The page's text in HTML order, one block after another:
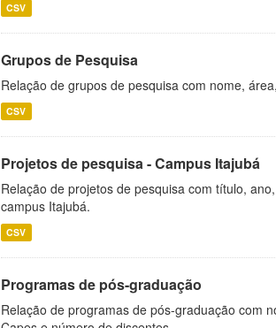
CSV
Grupos de Pesquisa
Relação de grupos de pesquisa com nome,
CSV
Projetos de pesquisa - Campus Itajubá
Relação de projetos de pesquisa com título,
campus Itajubá.
CSV
Programas de pós-graduação
Relação de programas de pós-graduação com